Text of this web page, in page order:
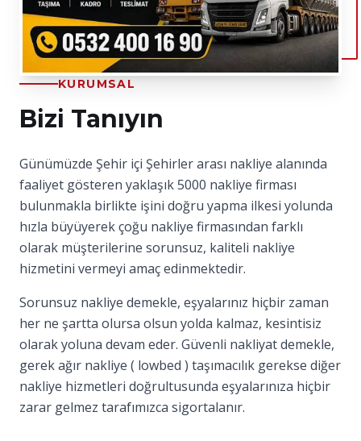
KURUMSAL
Bizi Tanıyın
Günümüzde Şehir içi Şehirler arası nakliye alanında
faaliyet gösteren yaklaşık 5000 nakliye firması
bulunmakla birlikte işini doğru yapma ilkesi yolunda
hızla büyüyerek çoğu nakliye firmasından farklı
olarak müşterilerine sorunsuz, kaliteli nakliye
hizmetini vermeyi amaç edinmektedir.
Sorunsuz nakliye demekle, eşyalarınız hiçbir zaman
her ne şartta olursa olsun yolda kalmaz, kesintisiz
olarak yoluna devam eder. Güvenli nakliyat demekle,
gerek ağır nakliye ( lowbed ) taşımacılık gerekse diğer
nakliye hizmetleri doğrultusunda eşyalarınıza hiçbir
zarar gelmez tarafımızca sigortalanır.